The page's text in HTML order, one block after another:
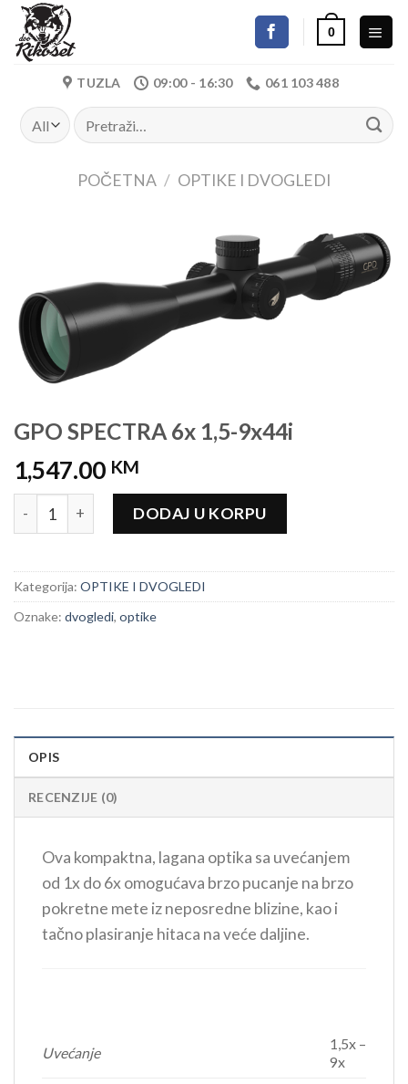
Skip
content
0
TUZLA 09:00 - 16:30 061 103 488
Pretraži:
POČETNA / OPTIKE I DVOGLEDI
GPO SPECTRA 6x 1,5-9x44i
1,547.00 KM
GPO SPECTRA 6x 1,5-9x44i količina
DODAJ U KORPU
Kategorija: OPTIKE I DVOGLEDI
Oznake: dvogledi, optike
OPIS
RECENZIJE (0)
Ova kompaktna, lagana optika sa uvećanjem
od 1x do 6x omogućava brzo pucanje na brzo
pokretne mete iz neposredne blizine, kao i
tačno plasiranje hitaca na veće daljine.
Uvećanje
1,5x –
9x